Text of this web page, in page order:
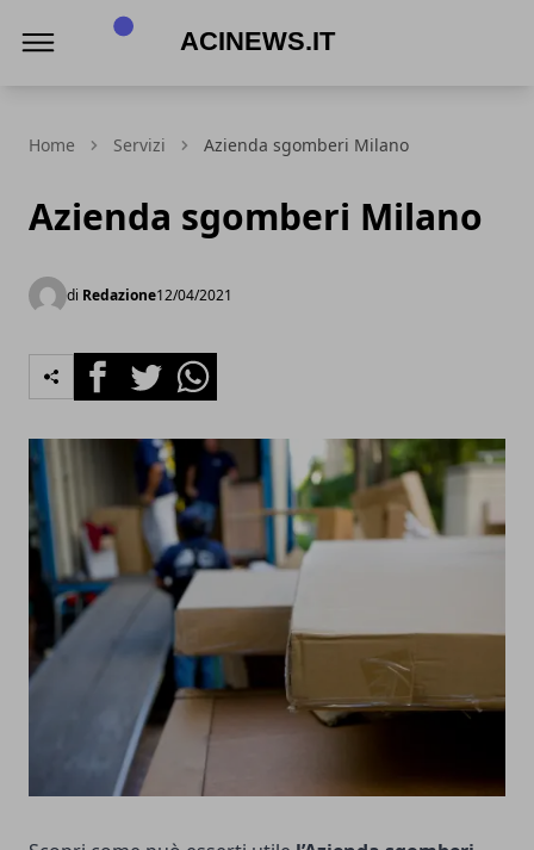
Home Servizi Azienda sgomberi Milano
Azienda sgomberi Milano
di Redazione12/04/2021
FacebookTwitterWhatsapp